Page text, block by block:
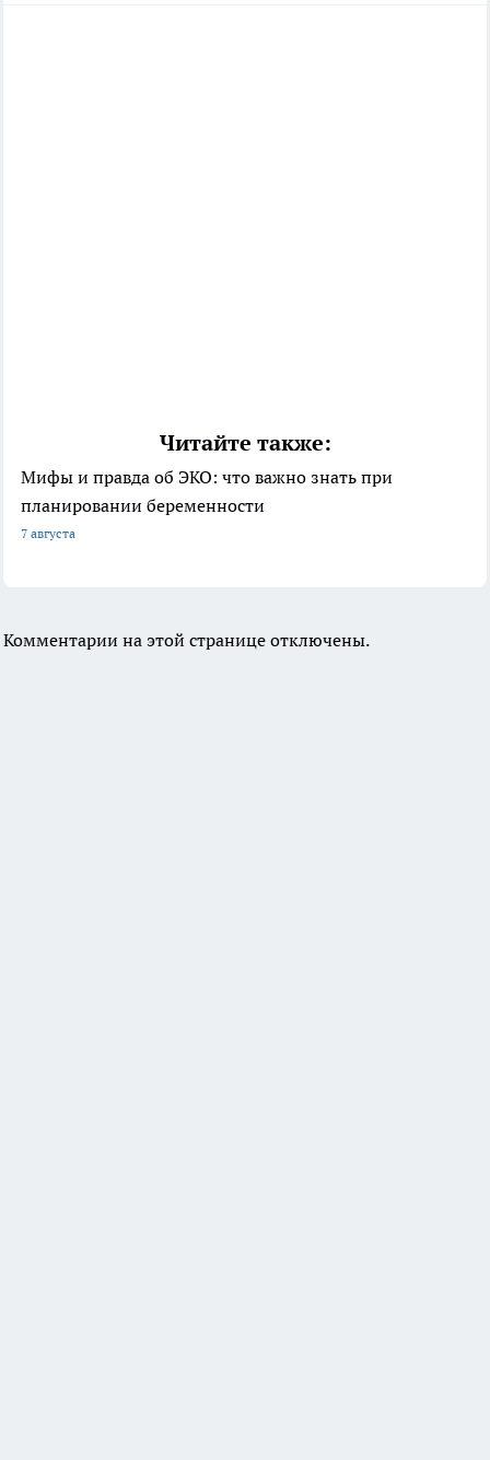
Читайте также:
Мифы и правда об ЭКО: что важно знать при
планировании беременности
7 августа
Комментарии на этой странице отключены.